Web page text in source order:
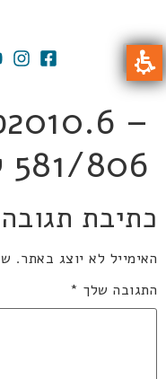
–
581/806 קל 5 יחידות
כתיבת תגובה
האימייל לא יוצג באתר.
התגובה שלך *